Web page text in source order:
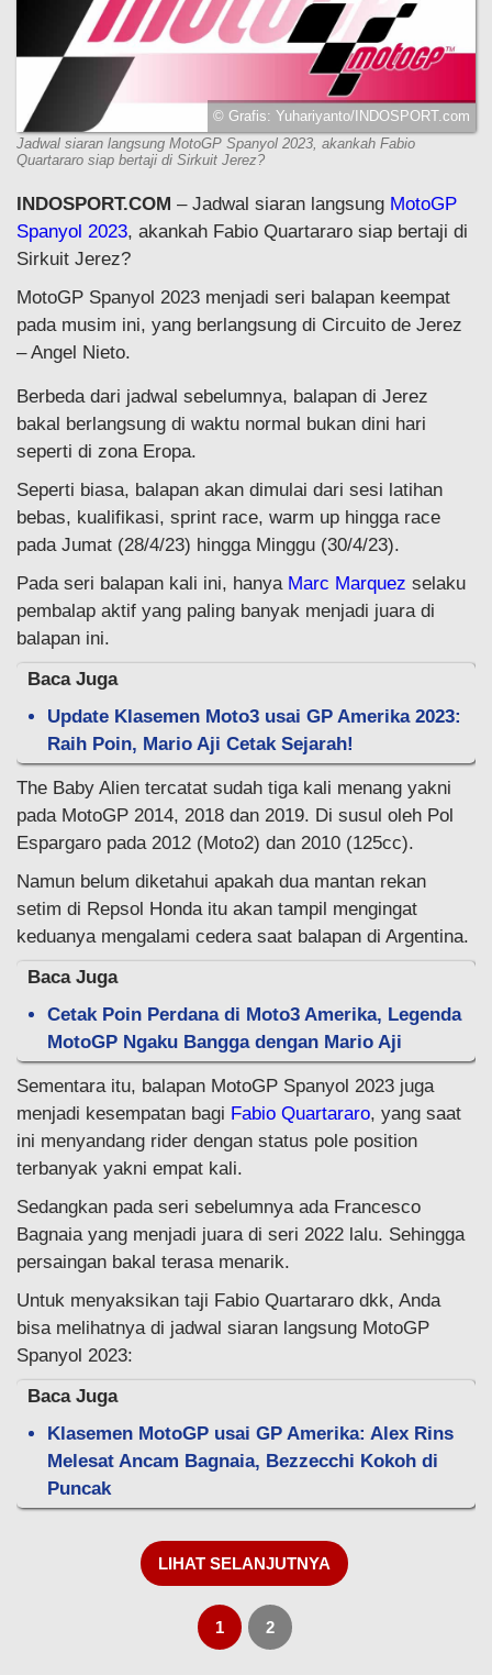
© Grafis: Yuhariyanto/INDOSPORT.com
Jadwal siaran langsung MotoGP Spanyol 2023, akankah Fabio
Quartararo siap bertaji di Sirkuit Jerez?
INDOSPORT.COM – Jadwal siaran langsung MotoGP
Spanyol 2023, akankah Fabio Quartararo siap bertaji di
Sirkuit Jerez?
MotoGP Spanyol 2023 menjadi seri balapan keempat
pada musim ini, yang berlangsung di Circuito de Jerez
– Angel Nieto.
Berbeda dari jadwal sebelumnya, balapan di Jerez
bakal berlangsung di waktu normal bukan dini hari
seperti di zona Eropa.
Seperti biasa, balapan akan dimulai dari sesi latihan
bebas, kualifikasi, sprint race, warm up hingga race
pada Jumat (28/4/23) hingga Minggu (30/4/23).
Pada seri balapan kali ini, hanya Marc Marquez selaku
pembalap aktif yang paling banyak menjadi juara di
balapan ini.
Baca Juga
Update Klasemen Moto3 usai GP Amerika 2023:
Raih Poin, Mario Aji Cetak Sejarah!
The Baby Alien tercatat sudah tiga kali menang yakni
pada MotoGP 2014, 2018 dan 2019. Di susul oleh Pol
Espargaro pada 2012 (Moto2) dan 2010 (125cc).
Namun belum diketahui apakah dua mantan rekan
setim di Repsol Honda itu akan tampil mengingat
keduanya mengalami cedera saat balapan di Argentina.
Baca Juga
Cetak Poin Perdana di Moto3 Amerika, Legenda
MotoGP Ngaku Bangga dengan Mario Aji
Sementara itu, balapan MotoGP Spanyol 2023 juga
menjadi kesempatan bagi Fabio Quartararo, yang saat
ini menyandang rider dengan status pole position
terbanyak yakni empat kali.
Sedangkan pada seri sebelumnya ada Francesco
Bagnaia yang menjadi juara di seri 2022 lalu. Sehingga
persaingan bakal terasa menarik.
Untuk menyaksikan taji Fabio Quartararo dkk, Anda
bisa melihatnya di jadwal siaran langsung MotoGP
Spanyol 2023:
Baca Juga
Klasemen MotoGP usai GP Amerika: Alex Rins
Melesat Ancam Bagnaia, Bezzecchi Kokoh di
Puncak
LIHAT SELANJUTNYA
1 2